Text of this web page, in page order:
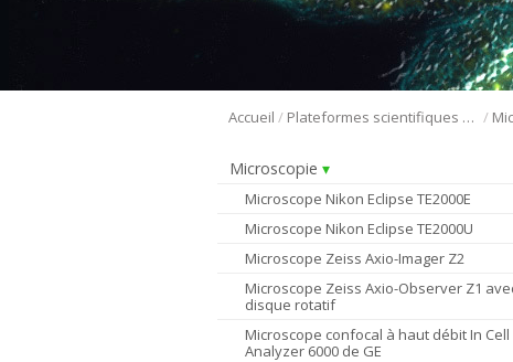
Accueil / Plateformes scientifiques BMM /
Microscopie
Microscope Nikon Eclipse TE2000E
Microscope Nikon Eclipse TE2000U
Microscope Zeiss Axio-Imager Z2
Microscope Zeiss Axio-Observer Z1
disque rotatif
Microscope confocal à haut débit In Cell
Analyzer 6000 de GE